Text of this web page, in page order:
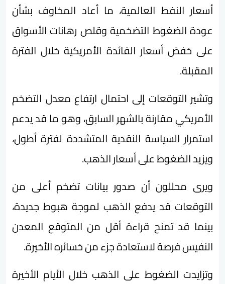
أسعار النفط العالمية، ما أعاد المخاوف بشأن
عودة الضغوط التضخمية وقلص رهانات الأسواق
على خفض أسعار الفائدة الأمريكية خلال الفترة
المقبلة.
وتشير التوقعات إلى احتمال ارتفاع معدل التضخم
الأمريكي مقارنة بالشهر السابق، وهو ما قد يدعم
استمرار السياسة النقدية المتشددة لفترة أطول،
ويزيد الضغوط على أسعار الذهب.
ويرى محللون أن صدور بيانات تضخم أعلى من
التوقعات قد يدفع الذهب لموجة هبوط جديدة،
بينما قد تمنح قراءة أقل من المتوقع المعدن
النفيس فرصة لاستعادة جزء من خسائره الأخيرة.
وتزايدت الضغوط على الذهب خلال الأيام الأخيرة